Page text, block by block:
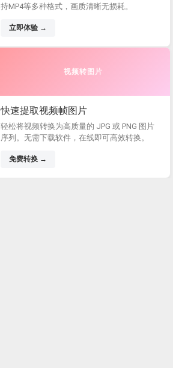
持MP4等多种格式，画质清晰无损耗。
立即体验 →
视频转图片
快速提取视频帧图片
轻松将视频转换为高质量的 JPG 或 PNG 图片
序列。无需下载软件，在线即可高效转换。
免费转换 →